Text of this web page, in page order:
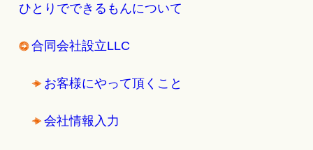
ひとりでできるもんについて
合同会社設立LLC
お客様にやって頂くこと
会社情報入力